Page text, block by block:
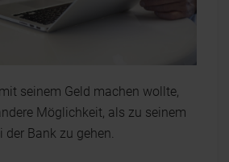
seinem Geld machen wollte,
Möglichkeit, als zu seinem
der Bank zu gehen.